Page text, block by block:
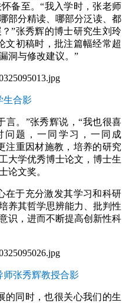
备至。“我入学时，张老师
部分精读、哪部分泛读、都
”张秀辉的博士研究生刘玲
文初稿时，批注篇幅经常超
洞与修改建议。”
生合影
言。”张秀辉说，“我也很喜
问题，一同学习，一同成
注重因材施教，培养的研究
大学优秀博士论文，博士生
论文奖。
在于充分激发其学习和科研
养其哲学思辨能力、批判性
识，进而不断提高创新性科
师张秀辉教授合影
的同时，也很关心我们的生